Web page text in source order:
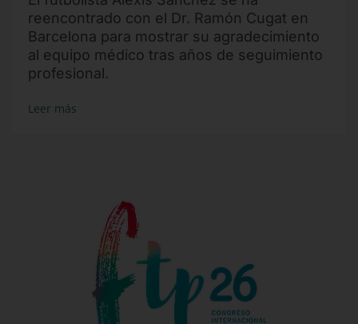
reencontrado con el Dr. Ramón Cugat en
Barcelona para mostrar su agradecimiento
al equipo médico tras años de seguimiento
profesional.
Leer más